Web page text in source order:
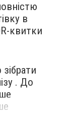
в
квитки
. До